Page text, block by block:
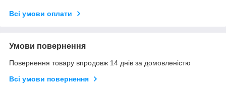
Всі умови оплати
Умови повернення
Повернення товару впродовж 14 днів за домовленістю
Всі умови повернення